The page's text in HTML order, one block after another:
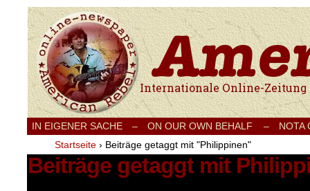
Internationale Onlinezeitung für Frieden,
IN EIGENER SACHE – ON OUR OWN BEHALF –
NOTA
Startseite › Beiträge getaggt mit "Philippinen"
Beiträge getaggt mit